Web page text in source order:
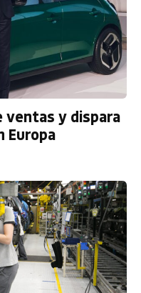
ventas y dispara
Europa